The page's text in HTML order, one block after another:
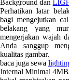
Background dan
Perhatikan latar
bagi mengejutkan
belakang yang
mengerjakan wajah
Anda sanggup
kualitas gambar.
baca juga sewa
Internal Minimal